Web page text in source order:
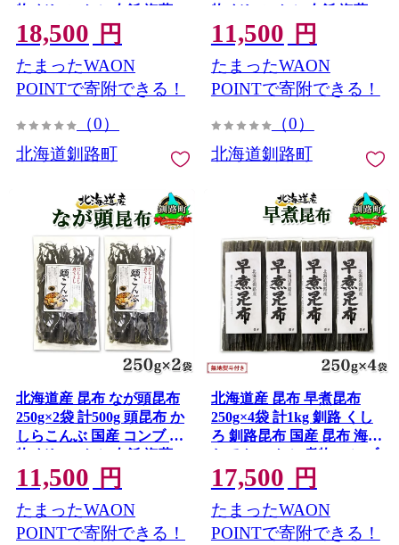
物 だし こんぶ 夕飯 海藻
だし昆布 保存食 出汁 乾物
備蓄 北連物産 きたれん 北
海道 釧路町 釧路超 特産品
18,500 円
たまったWAON
POINTで寄附できる！
（0）
北海道釧路町
物 だし こんぶ 夕飯 海藻
だし昆布 保存食 出汁 無地
熨斗 熨斗 のし 北連物産 き
たれん 北海道 釧路町 釧路
超 特産品
11,500 円
たまったWAON
POINTで寄附できる！
（0）
北海道釧路町
北海道産 昆布 なが頭昆布
250g×2袋 計500g 頭昆布 か
しらこんぶ 国産 コンブ 煮
物 だし こんぶ 夕飯 海藻
だし昆布 保存食 出汁 乾物
備蓄 北連物産 きたれん 北
海道 釧路町 釧路超 特産品
11,500 円
たまったWAON
POINTで寄附できる！
北海道産 昆布 早煮昆布
250g×4袋 計1kg 釧路 くし
ろ 釧路昆布 国産 昆布 海藻
おでん こんぶ 煮物 コンブ
保存食 乾物 無地熨斗 熨斗
のし 北連物産 きたれん 北
海道 釧路町 釧路超 特産品
17,500 円
たまったWAON
POINTで寄附できる！